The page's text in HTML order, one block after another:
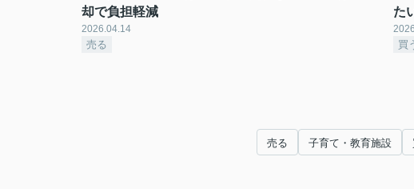
却で負担軽減
2026.04.14
売る
た
買
売る 子育て・教育施設